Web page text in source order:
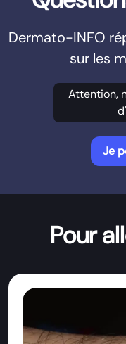
Dermato-INFO
sur les
Attention,
Je
Pour